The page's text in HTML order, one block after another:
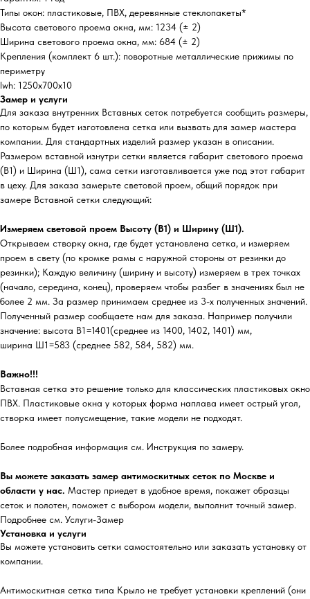
Типы окон: пластиковые, ПВХ, деревянные стеклопакеты*
Высота светового проема окна, мм: 1234 (± 2)
Ширина светового проема окна, мм: 684 (± 2)
Крепления (комплект 6 шт.): поворотные металлические прижимы по
периметру
lwh: 1250x700x10
Замер и услуги
Для заказа внутренних Вставных сеток потребуется сообщить размеры,
по которым будет изготовлена сетка или вызвать для замер мастера
компании. Для стандартных изделий размер указан в описании.
Размером вставной изнутри сетки является габарит светового проема
(В1) и Ширина (Ш1), сама сетки изготавливается уже под этот габарит
в цеху. Для заказа замерьте световой проем, общий порядок при
замере Вставной сетки следующий:
Измеряем световой проем Высоту (В1) и Ширину (Ш1).
Открываем створку окна, где будет установлена сетка, и измеряем
проем в свету (по кромке рамы с наружной стороны от резинки до
резинки); Каждую величину (ширину и высоту) измеряем в трех точках
(начало, середина, конец), проверяем чтобы разбег в значениях был не
более 2 мм. За размер принимаем среднее из 3-х полученных значений.
Полученный размер сообщаете нам для заказа. Например получили
значение: высота В1=1401(среднее из 1400, 1402, 1401) мм,
ширина Ш1=583 (среднее 582, 584, 582) мм.
Важно!!!
Вставная сетка это решение только для классических пластиковых окно
ПВХ. Пластиковые окна у которых форма наплава имеет острый угол,
створка имеет полусмещение, такие модели не подходят.
Более подробная информация см. Инструкция по замеру.
Вы можете заказать замер антимоскитных сеток по Москве и
области у нас. Мастер приедет в удобное время, покажет образцы
сеток и полотен, поможет с выбором модели, выполнит точный замер.
Подробнее см. Услуги-Замер
Установка и услуги
Вы можете установить сетки самостоятельно или заказать установку от
компании.
Антимоскитная сетка типа Крыло не требует установки креплений (они